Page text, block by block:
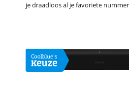
je draadloos al je favoriete